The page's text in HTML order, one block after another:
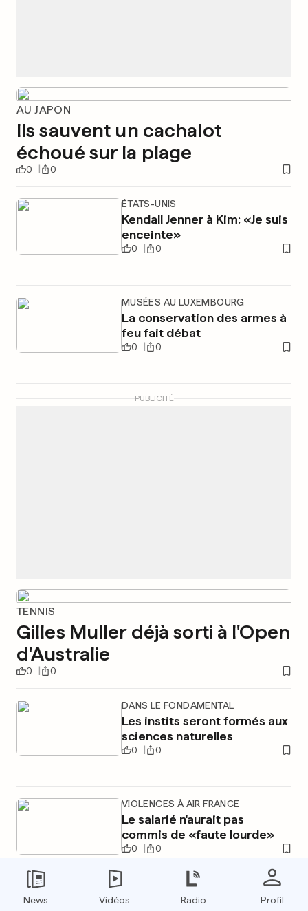
AU JAPON
Ils sauvent un cachalot
échoué sur la plage
0 0
ÉTATS-UNIS
Kendall Jenner à Kim: «Je suis
enceinte»
0 0
MUSÉES AU LUXEMBOURG
La conservation des armes à
feu fait débat
0 0
PUBLICITÉ
TENNIS
Gilles Muller déjà sorti à l'Open
d'Australie
0 0
DANS LE FONDAMENTAL
Les instits seront formés aux
sciences naturelles
0 0
VIOLENCES À AIR FRANCE
Le salarié n'aurait pas
commis de «faute lourde»
0 0
News Vidéos Radio Profil